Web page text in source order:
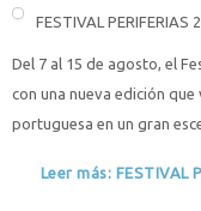
FESTIVAL PERIFERIAS
Del 7 al 15 de agosto, el
con una nueva edición
portuguesa en un gran
Leer más: FESTIVAL